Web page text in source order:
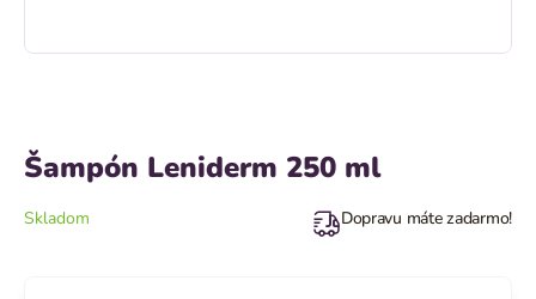
Šampón Leniderm 250 ml
Skladom Dopravu máte zadarmo!